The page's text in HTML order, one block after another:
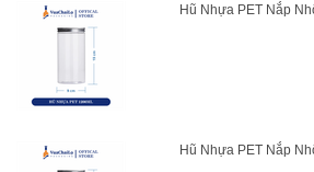
Hũ Nhựa PET Nắp
Hũ Nhựa PET Nắp